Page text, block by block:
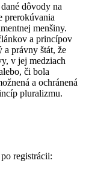
dôvody na
prerokúvania
menšiny.
a princípov
a právny štát, že
v jej medziach
či bola
a ochránená
pluralizmu.
registrácii: